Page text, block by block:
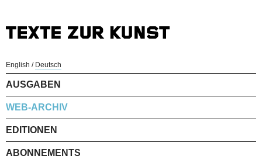
English / Deutsch
AUSGABEN
WEB-ARCHIV
EDITIONEN
ABONNEMENTS